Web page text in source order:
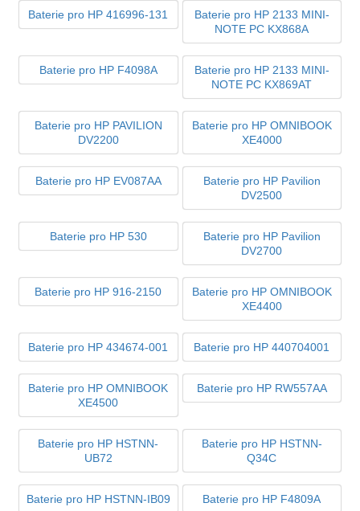
Baterie pro HP 416996-131
Baterie pro HP 2133 MINI-
NOTE PC KX868A
Baterie pro HP F4098A
Baterie pro HP 2133 MINI-
NOTE PC KX869AT
Baterie pro HP PAVILION
DV2200
Baterie pro HP OMNIBOOK
XE4000
Baterie pro HP EV087AA
Baterie pro HP Pavilion
DV2500
Baterie pro HP 530
Baterie pro HP Pavilion
DV2700
Baterie pro HP 916-2150
Baterie pro HP OMNIBOOK
XE4400
Baterie pro HP 434674-001 Baterie pro HP 440704001
Baterie pro HP OMNIBOOK
XE4500
Baterie pro HP RW557AA
Baterie pro HP HSTNN-
UB72
Baterie pro HP HSTNN-
Q34C
Baterie pro HP HSTNN-IB09 Baterie pro HP F4809A